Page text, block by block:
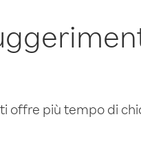
offre più tempo di